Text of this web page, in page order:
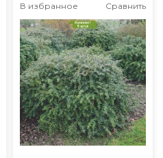
В избранное Сравнить